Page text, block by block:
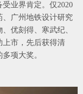
业界肯定。仅2020
、广州地铁设计研究
优刻得、寒武纪、
上市，先后获得清
项大奖。